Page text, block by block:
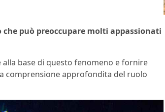
può preoccupare molti appassionati
alla base di questo fenomeno e fornire
comprensione approfondita del ruolo